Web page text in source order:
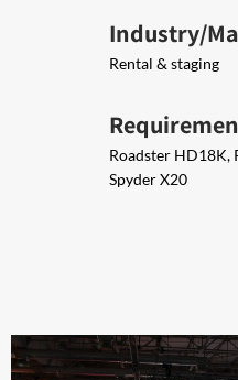
Industry/
Rental & staging
Roadster HD18K,
Spyder X20